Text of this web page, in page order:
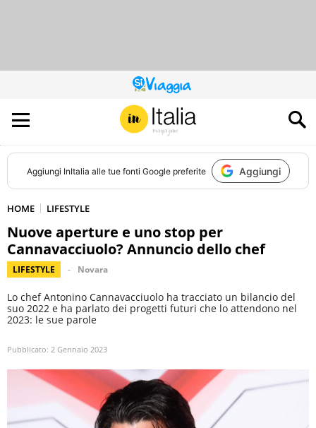
QUESTO
SITO
CONTRIBUISCE
ALL’AUDIENCE
DI
Aggiungi InItalia alle tue fonti Google preferite Aggiungi
HOME LIFESTYLE
Nuove aperture e uno stop per
Cannavacciuolo? Annuncio dello chef
LIFESTYLE Novara
Lo chef Antonino Cannavacciuolo ha tracciato un bilancio del
suo 2022 e ha parlato dei progetti futuri che lo attendono nel
2023: le sue parole
Pubblicato: 2 Gennaio 2023